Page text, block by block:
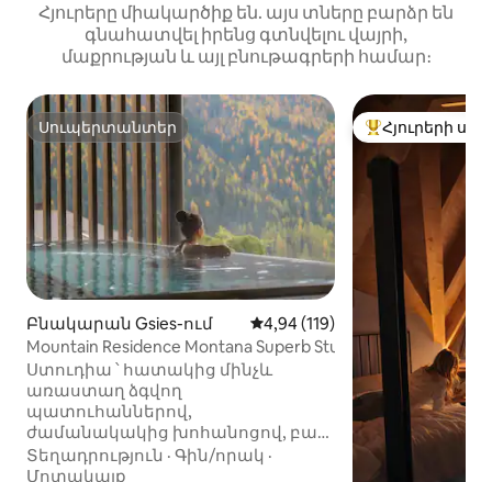
Հյուրերը միակարծիք են. այս տները բարձր են
գնահատվել իրենց գտնվելու վայրի,
մաքրության և այլ բնութագրերի համար։
Սուպերտանտեր
Սուպերտանտեր
Բնակարան Gsies-ում Միջին վարկանիշը՝ 5-ից
4,94 (119)
Mountain Residence Montana Superb Studio Large
Ստուդիա ՝ հատակից մինչև
առաստաղ ձգվող
պատուհաններով,
ժամանակակից խոհանոցով, բաց
լոգասենյակով և պատշգամբով,
որտեղից բացվում է տեսարան
Տեղադրություն · Գին/որակ ·
Մոտակայք
Հյուրերի
Հյուրերի